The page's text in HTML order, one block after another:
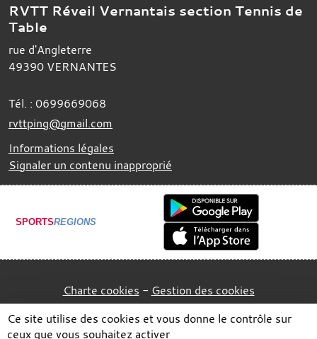
RVTT Réveil Vernantais section Tennis de
Table
rue d'Angleterre
49390 VERNANTES
Tél. : 0699669068
rvttping@gmail.com
Informations légales
Signaler un contenu inapproprié
SPORTSREGIONS
Charte cookies Gestion des cookies
Ce site utilise des cookies et vous donne le contrôle sur
ceux que vous souhaitez activer